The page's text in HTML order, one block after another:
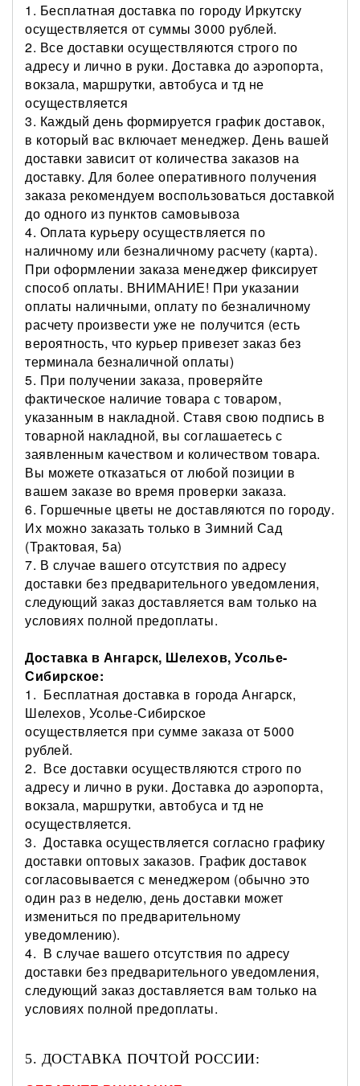
1. Бесплатная доставка по городу Иркутску
осуществляется от суммы 3000 рублей.
2. Все доставки осуществляются строго по
адресу и лично в руки. Доставка до аэропорта,
вокзала, маршрутки, автобуса и тд не
осуществляется
3. Каждый день формируется график доставок,
в который вас включает менеджер. День вашей
доставки зависит от количества заказов на
доставку. Для более оперативного получения
заказа рекомендуем воспользоваться доставкой
до одного из пунктов самовывоза
4. Оплата курьеру осуществляется по
наличному или безналичному расчету (карта).
При оформлении заказа менеджер фиксирует
способ оплаты. ВНИМАНИЕ! При указании
оплаты наличными, оплату по безналичному
расчету произвести уже не получится (есть
вероятность, что курьер привезет заказ без
терминала безналичной оплаты)
5. При получении заказа, проверяйте
фактическое наличие товара с товаром,
указанным в накладной. Ставя свою подпись в
товарной накладной, вы соглашаетесь с
заявленным качеством и количеством товара.
Вы можете отказаться от любой позиции в
вашем заказе во время проверки заказа.
6. Горшечные цветы не доставляются по городу.
Их можно заказать только в Зимний Сад
(Трактовая, 5а)
7. В случае вашего отсутствия по адресу
доставки без предварительного уведомления,
следующий заказ доставляется вам только на
условиях полной предоплаты.
Доставка в Ангарск, Шелехов, Усолье-
Сибирское:
1. Бесплатная доставка в города Ангарск,
Шелехов, Усолье-Сибирское
осуществляется при сумме заказа от 5000
рублей.
2. Все доставки осуществляются строго по
адресу и лично в руки. Доставка до аэропорта,
вокзала, маршрутки, автобуса и тд не
осуществляется.
3. Доставка осуществляется согласно графику
доставки оптовых заказов. График доставок
согласовывается с менеджером (обычно это
один раз в неделю, день доставки может
измениться по предварительному
уведомлению).
4. В случае вашего отсутствия по адресу
доставки без предварительного уведомления,
следующий заказ доставляется вам только на
условиях полной предоплаты.
5. ДОСТАВКА ПОЧТОЙ РОССИИ: